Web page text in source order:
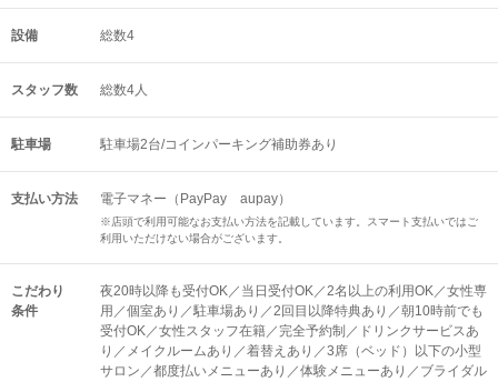
設備 総数4
スタッフ数 総数4人
駐車場 駐車場2台/コインパーキング補助券あり
支払い方法 電子マネー（PayPay aupay）
※店頭で利用可能なお支払い方法を記載しています。スマート支払いではご
利用いただけない場合がございます。
こだわり
条件
夜20時以降も受付OK／当日受付OK／2名以上の利用OK／女性専
用／個室あり／駐車場あり／2回目以降特典あり／朝10時前でも
受付OK／女性スタッフ在籍／完全予約制／ドリンクサービスあ
り／メイクルームあり／着替えあり／3席（ベッド）以下の小型
サロン／都度払いメニューあり／体験メニューあり／ブライダル